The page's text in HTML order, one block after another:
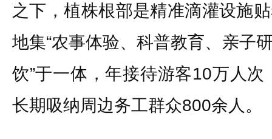
之下，植株根部是精准滴灌设施
地集“农事体验、科普教育、亲子
饮”于一体，年接待游客10万人
长期吸纳周边务工群众800余人。